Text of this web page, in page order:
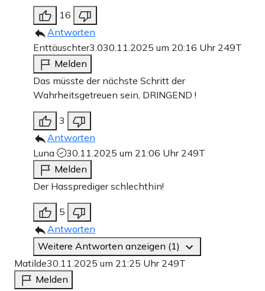
16
Antworten
Enttäuschter3.030.11.2025 um 20:16 Uhr 249T
Melden
Das müsste der nächste Schritt der
Wahrheitsgetreuen sein, DRINGEND !
3
Antworten
Luna
30.11.2025 um 21:06 Uhr 249T
Melden
Der Hassprediger schlechthin!
5
Antworten
Weitere Antworten anzeigen (1)
Matilde30.11.2025 um 21:25 Uhr 249T
Melden